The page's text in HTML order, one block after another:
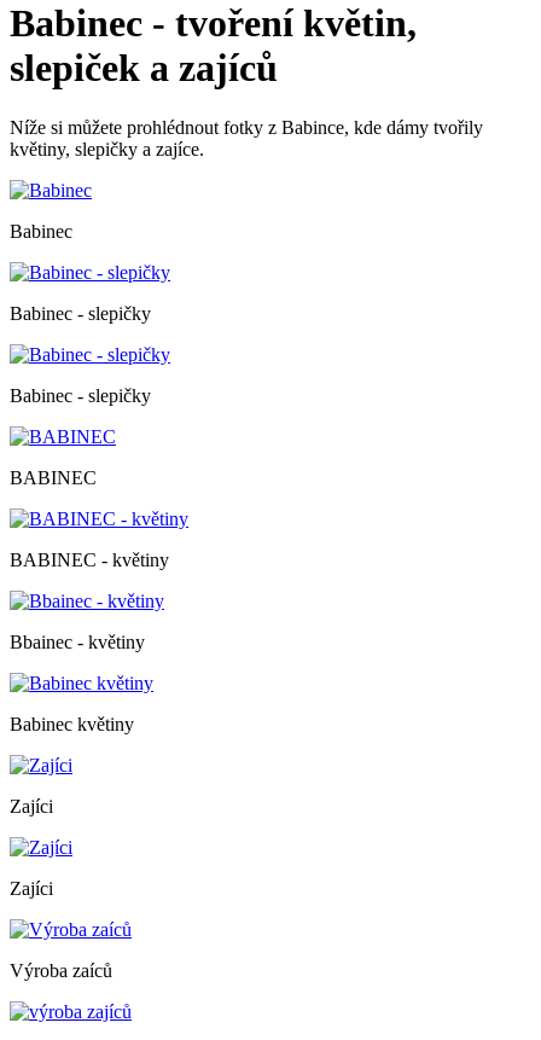
Babinec - tvoření květin,
slepiček a zajíců
Níže si můžete prohlédnout fotky z Babince, kde dámy tvořily
květiny, slepičky a zajíce.
Babinec
Babinec - slepičky
Babinec - slepičky
BABINEC
BABINEC - květiny
Bbainec - květiny
Babinec květiny
Zajíci
Zajíci
Výroba zaíců